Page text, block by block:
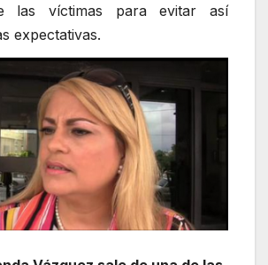
las víctimas para evitar así
expectativas.